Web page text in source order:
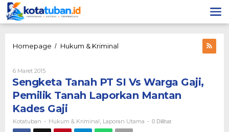
Lewati
ke
konten
Homepage / Hukum & Kriminal
Vs
Warga
Gaji,
Tanah
Laporkan
6 Maret 2015Oleh
Kotatuban
Sengketa Tanah PT SI Vs Warga Gaji,
Pemilik Tanah Laporkan Mantan
Kades Gaji
Kotatuban - Hukum & Kriminal Laporan Utama - 0 Dilihat